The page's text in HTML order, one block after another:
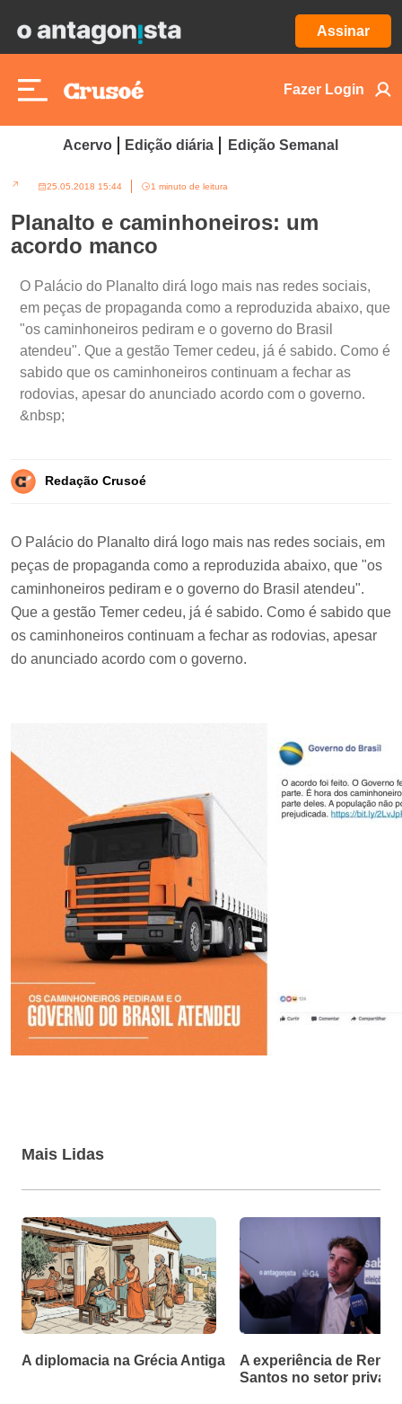
Assinar
Fazer Login
Acervo Edição diária Edição Semanal
25.05.2018 15:44 1 minuto de leitura
Planalto e caminhoneiros: um
acordo manco
O Palácio do Planalto dirá logo mais nas redes sociais,
em peças de propaganda como a reproduzida abaixo, que
"os caminhoneiros pediram e o governo do Brasil
atendeu". Que a gestão Temer cedeu, já é sabido. Como é
sabido que os caminhoneiros continuam a fechar as
rodovias, apesar do anunciado acordo com o governo.
&nbsp;
Redação Crusoé
O Palácio do Planalto dirá logo mais nas redes sociais, em
peças de propaganda como a reproduzida abaixo, que "os
caminhoneiros pediram e o governo do Brasil atendeu".
Que a gestão Temer cedeu, já é sabido. Como é sabido que
os caminhoneiros continuam a fechar as rodovias, apesar
do anunciado acordo com o governo.
Mais Lidas
A diplomacia na Grécia Antiga
A experiência de Renan
Santos no setor